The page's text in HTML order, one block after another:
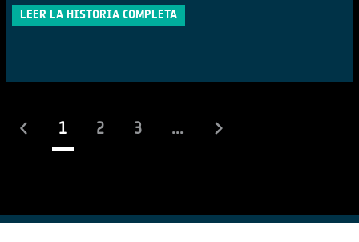
LEER LA HISTORIA COMPLETA
1(actual)
2 3 ...